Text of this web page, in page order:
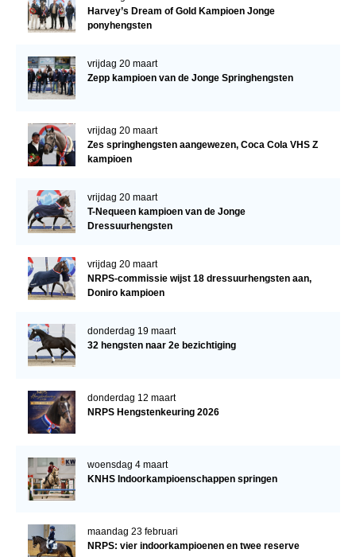
Harvey’s Dream of Gold Kampioen Jonge
ponyhengsten
vrijdag 20 maart
Zepp kampioen van de Jonge Springhengsten
vrijdag 20 maart
Zes springhengsten aangewezen, Coca Cola VHS Z
kampioen
vrijdag 20 maart
T-Nequeen kampioen van de Jonge
Dressuurhengsten
vrijdag 20 maart
NRPS-commissie wijst 18 dressuurhengsten aan,
Doniro kampioen
donderdag 19 maart
32 hengsten naar 2e bezichtiging
donderdag 12 maart
NRPS Hengstenkeuring 2026
woensdag 4 maart
KNHS Indoorkampioenschappen springen
maandag 23 februari
NRPS: vier indoorkampioenen en twee reserve